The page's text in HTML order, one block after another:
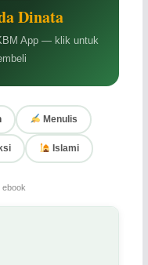
Dinata
App — klik untuk
Menulis
Islami
ebook